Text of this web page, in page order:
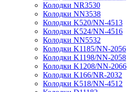
Колодки NR3530
Колодки NN3538
Колодки K520/NN-4513
Колодки K524/NN-4516
Колодки NN5532
Колодки K1185/NN-2056
Колодки K1198/NN-2058
Колодки K1208/NN-2066
Колодки K166/NR-2032
Колодки K518/NN-4512